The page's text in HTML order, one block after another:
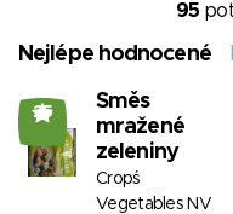
95
Nejlépe hodnocené
25
Směs
mražené
zeleniny
Cropś
Vegetables NV